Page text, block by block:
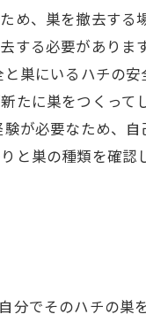
め、巣を撤去する
する必要がありま
巣にいるハチの
に巣をつくって
が必要なため、
と巣の種類を確
でそのハチの巣